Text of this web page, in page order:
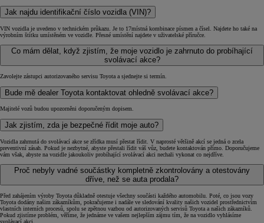
Jak najdu identifikační číslo vozidla (VIN)?
VIN vozidla je uvedeno v technickém průkazu. Je to 17místná kombinace písmen a čísel. Najdete ho také na
výrobním štítku umístěném ve vozidle. Přesné umístění najdete v uživatelské příručce.
Co mám dělat, když zjistím, že moje vozidlo je zahrnuto do probíhající
svolávací akce?
Zavolejte zástupci autorizovaného servisu Toyota a sjednejte si termín.
Bude mě dealer Toyota kontaktovat ohledně svolávací akce?
Majitelé vozů budou upozorněni doporučeným dopisem.
Jak zjistím, zda je bezpečné řídit moje auto?
Vozidla zahrnutá do svolávací akce se zřídka musí přestat řídit. V naprosté většině akcí se jedná o zcela
preventivní zásah. Pokud je nezbytné, abyste přestali řídit váš vůz, budete kontaktován přímo. Doporučujeme
vám však, abyste na vozidle jakoukoliv probíhající svolávací akci nechali vykonat co nejdříve.
Proč nebyly vadné součástky kompletně zkontrolovány a otestovány
dříve, než se auta prodala?
Před zahájením výroby Toyota důkladně otestuje všechny součásti každého automobilu. Poté, co jsou vozy
Toyota dodány našim zákazníkům, pokračujeme i nadále ve sledování kvality našich vozidel prostřednictvím
vlastních interních procesů, spolu se zpětnou vazbou od autorizovaných servisů Toyota a našich zákazníků.
Pokud zjistíme problém, věříme, že jednáme ve vašem nejlepším zájmu tím, že na vozidlo vyhlásíme
svolávací akci.